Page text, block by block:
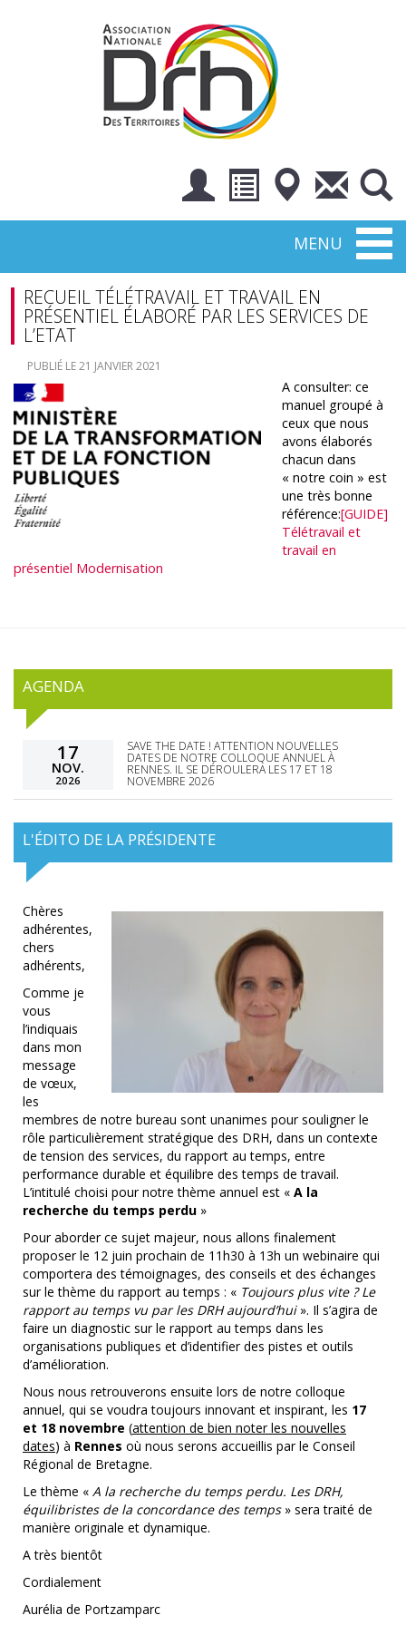
MENU
RECUEIL TÉLÉTRAVAIL ET TRAVAIL EN
PRÉSENTIEL ÉLABORÉ PAR LES SERVICES DE
L’ETAT
PUBLIÉ LE 21 JANVIER 2021
A consulter: ce
manuel groupé à
ceux que nous
avons élaborés
chacun dans
« notre coin » est
une très bonne
référence:[GUIDE]
Télétravail et
travail en
présentiel Modernisation
AGENDA
17
NOV.
2026
SAVE THE DATE ! ATTENTION NOUVELLES
DATES DE NOTRE COLLOQUE ANNUEL À
RENNES. IL SE DÉROULERA LES 17 ET 18
NOVEMBRE 2026
L'ÉDITO DE LA PRÉSIDENTE
Chères
adhérentes,
chers
adhérents,
Comme je
vous
l’indiquais
dans mon
message
de vœux,
les
membres de notre bureau sont unanimes pour souligner le
rôle particulièrement stratégique des DRH, dans un contexte
de tension des services, du rapport au temps, entre
performance durable et équilibre des temps de travail.
L’intitulé choisi pour notre thème annuel est « A la
recherche du temps perdu »
Pour aborder ce sujet majeur, nous allons finalement
proposer le 12 juin prochain de 11h30 à 13h un webinaire qui
comportera des témoignages, des conseils et des échanges
sur le thème du rapport au temps : « Toujours plus vite ? Le
rapport au temps vu par les DRH aujourd’hui ». Il s’agira de
faire un diagnostic sur le rapport au temps dans les
organisations publiques et d’identifier des pistes et outils
d’amélioration.
Nous nous retrouverons ensuite lors de notre colloque
annuel, qui se voudra toujours innovant et inspirant, les 17
et 18 novembre (attention de bien noter les nouvelles
dates) à Rennes où nous serons accueillis par le Conseil
Régional de Bretagne.
Le thème « A la recherche du temps perdu. Les DRH,
équilibristes de la concordance des temps» sera traité de
manière originale et dynamique.
A très bientôt
Cordialement
Aurélia de Portzamparc